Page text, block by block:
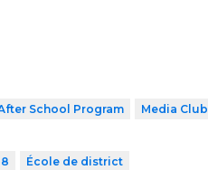
School Program
Media Club
École de district